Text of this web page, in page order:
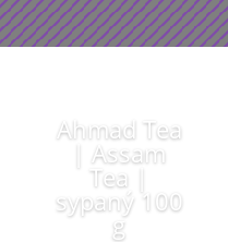
oči přecházet
Ahmad Tea
| Assam
Tea |
sypaný 100
g